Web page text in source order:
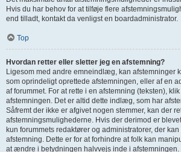
Hvis du har behov for at tilføje flere
end tilladt, kontakt da venligst en boardadministrator.
Top
Hvordan retter eller sletter jeg en afstemning?
Ligesom med andre emneindlæg, kan afstemninger
som oprindeligt oprettede afstemningen, eller af en
af forummet. For at rette i en afstemning (teksten),
afstemningen. Det er altid dette indlæg, som har
Såfremt der ikke er afgivet nogen stemmer, kan der
afstemningsmulighederne. Hvis der derimod er
kun forummets redaktører og administratorer, der
afstemning. Dette er for at forhindre at folk kan
at ændre i betydningen halvvejs inde i afstemningen.